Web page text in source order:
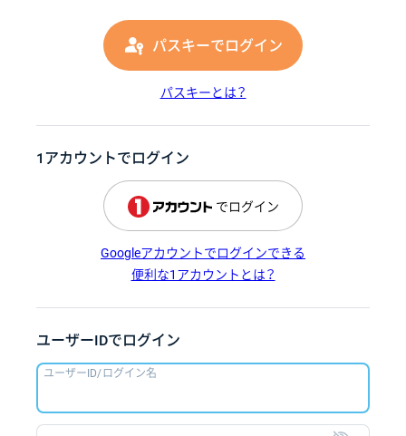
パスキーでログイン
パスキーとは？
1アカウントでログイン
でログイン
Googleアカウントでログインできる
便利な1アカウントとは？
ユーザーIDでログイン
ユーザーID/ログイン名